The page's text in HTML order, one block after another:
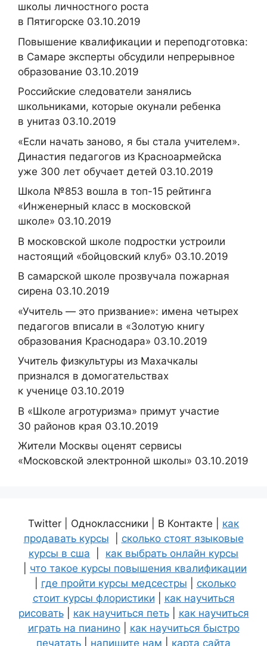
школы личностного роста
в Пятигорске 03.10.2019
Повышение квалификации и переподготовка:
в Самаре эксперты обсудили непрерывное
образование 03.10.2019
Российские следователи занялись
школьниками, которые окунали ребенка
в унитаз 03.10.2019
«Если начать заново, я бы стала учителем».
Династия педагогов из Красноармейска
уже 300 лет обучает детей 03.10.2019
Школа №853 вошла в топ-15 рейтинга
«Инженерный класс в московской
школе» 03.10.2019
В московской школе подростки устроили
настоящий «бойцовский клуб» 03.10.2019
В самарской школе прозвучала пожарная
сирена 03.10.2019
«Учитель — это призвание»: имена четырех
педагогов вписали в «Золотую книгу
образования Краснодара» 03.10.2019
Учитель физкультуры из Махачкалы
признался в домогательствах
к ученице 03.10.2019
В «Школе агротуризма» примут участие
30 районов края 03.10.2019
Жители Москвы оценят сервисы
«Московской электронной школы» 03.10.2019
Twitter | Одноклассники | В Контакте | как
продавать курсы
сколько стоят языковые
курсы в сша
как выбрать онлайн курсы
что такое курсы повышения квалификации
где пройти курсы медсестры
сколько
стоит курсы флористики
как научиться
рисовать| как научиться петь| как научиться
играть на пианино| как научиться быстро
печатать
напишите нам карта сайта